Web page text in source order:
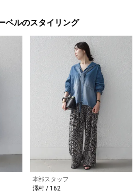
ベルのスタイリング
本部スタッフ
澤村 / 162